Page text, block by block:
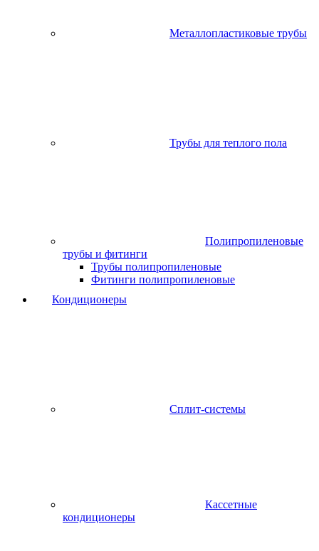
Металлопластиковые трубы
Трубы для теплого пола
Полипропиленовые
трубы и фитинги
Трубы полипропиленовые
Фитинги полипропиленовые
Кондиционеры
Сплит-системы
Кассетные
кондиционеры